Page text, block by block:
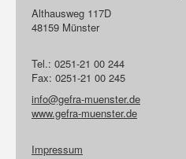
Althausweg 117D
48159 Münster
Tel.: 0251-21 00 244
Fax: 0251-21 00 245
info@gefra-muenster.de
www.gefra-muenster.de
Impressum